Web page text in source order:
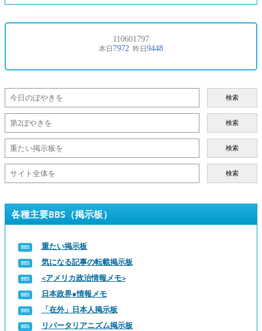
検索
検索
検索
検索
各種主要BBS（掲示板）
重たい掲示板
気になる記事の転載掲示板
<アメリカ政治情報メモ>
日本政界●情報メモ
「在外」日本人掲示板
リバータリアニズム掲示板